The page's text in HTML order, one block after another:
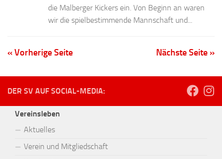
die Malberger Kickers ein. Von Beginn an waren
wir die spielbestimmende Mannschaft und...
« Vorherige Seite Nächste Seite »
DER SV AUF SOCIAL-MEDIA:
Vereinsleben
Aktuelles
Verein und Mitgliedschaft